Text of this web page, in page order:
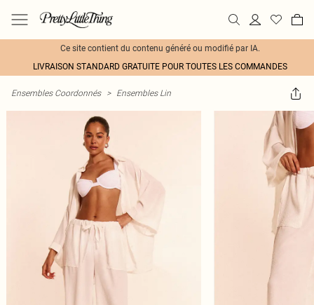
Ce site contient du contenu généré ou modifié par IA.
LIVRAISON STANDARD GRATUITE POUR TOUTES LES COMMANDES
Ensembles Coordonnés > Ensembles Lin